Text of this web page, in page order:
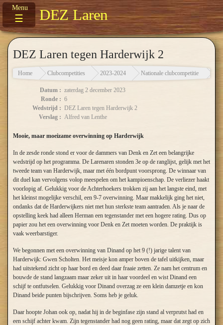
☰ DEZ Laren
DEZ Laren tegen Harderwijk 2
Home Clubcompetities 2023-2024 Nationale clubcompetitie
Datum : zaterdag 2 december 2023
Ronde : 6
Wedstrijd : DEZ Laren tegen Harderwijk 2
Verslag : Alfred van Lenthe
Mooie, maar moeizame overwinning op Harderwijk
In de zesde ronde stond er voor de dammers van Denk en Zet een belangrijke
wedstrijd op het programma. De Larenaren stonden 3e op de ranglijst, gelijk met het
tweede team van Harderwijk, maar met één bordpunt voorsprong. De winnaar van
dit duel kan vervolgens volop meespelen om het kampioenschap. De verliezer haakt
voorlopig af. Gelukkig voor de Achterhoekers trokken zij aan het langste eind, met
het kleinst mogelijke verschil, een 9-7 overwinning. Maar makkelijk ging het niet,
ondanks dat de Harderwijkers niet met hun sterkste team aantraden. Als je naar de
opstelling keek had alleen Herman een tegenstander met een hogere rating. Dus op
papier zou het een overwinning voor Denk en Zet moeten worden. De praktijk is
vaak weerbarstiger.
We begonnen met een overwinning van Dinand op het 9 (!) jarige talent van
Harderwijk: Gwen Scholten. Het meisje kon amper boven de tafel uitkijken, maar
had uitstekend zicht op haar bord en deed daar fraaie zetten. Ze nam het centrum en
bouwde de stand langzaam maar zeker uit in haar voordeel en wist Dinand een
schijf te ontfutselen. Gelukkig voor Dinand overzag ze een klein damzetje en kon
Dinand beide punten bijschrijven. Soms heb je geluk.
Daar hoopte Johan ook op, nadat hij in de beginfase zijn stand al verprutst had en
een schijf achter kwam. Zijn tegenstander had nog geen rating, maar dat zegt op zich